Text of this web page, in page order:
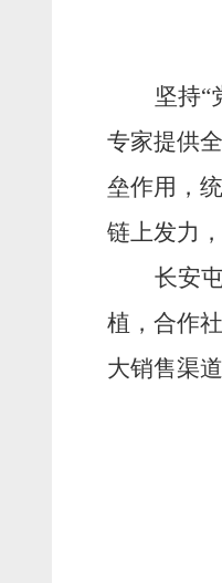
坚持“
专家提供
垒作用，
链上发力
长安
植，合作
大销售渠